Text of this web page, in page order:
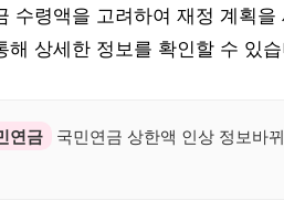
수령액을 고려하여 재정 계획
해 상세한 정보를 확인할 수 있
연금 국민연금 상한액 인상 정보바